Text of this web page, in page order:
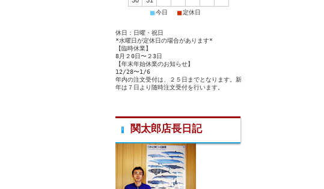
■今日 ■定休日
休日：日曜・祝日
*水曜日が定休日の場合があります*
【臨時休業】
8月２0日〜２3日
【年末年始休業のお知らせ】
12/28〜1/6
年内の注文受付は、２５日までとなります。新
年は７日より随時注文受付を行います。
関太郎店長日記